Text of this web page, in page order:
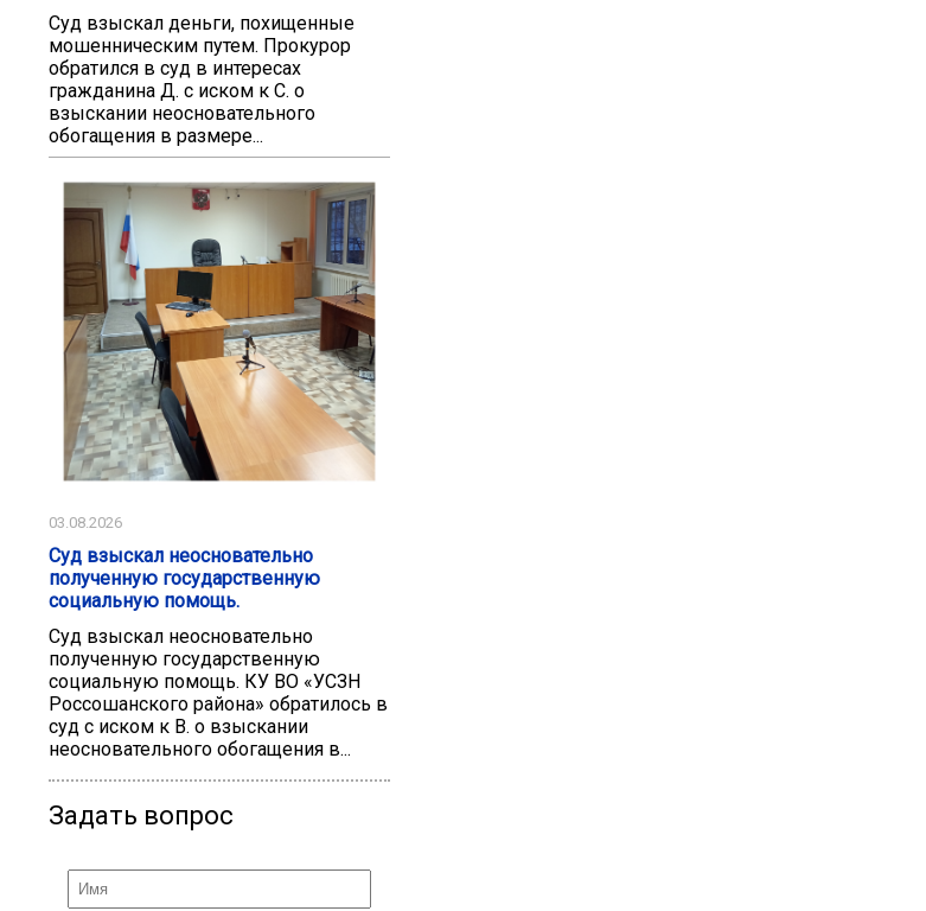
Суд взыскал деньги, похищенные
мошенническим путем. Прокурор
обратился в суд в интересах
гражданина Д. с иском к С. о
взыскании неосновательного
обогащения в размере...
03.08.2026
Суд взыскал неосновательно
полученную государственную
социальную помощь.
Суд взыскал неосновательно
полученную государственную
социальную помощь. КУ ВО «УСЗН
Россошанского района» обратилось в
суд с иском к В. о взыскании
неосновательного обогащения в...
Задать вопрос